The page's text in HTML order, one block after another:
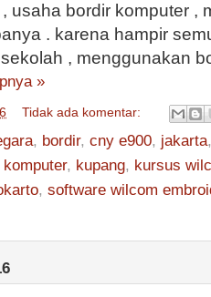
usaha bordir komputer ,
. karena hampir
, menggunakan
»
Tidak ada komentar:
, bordir, cny e900, jakarta
komputer, kupang, kursus
, software wilcom